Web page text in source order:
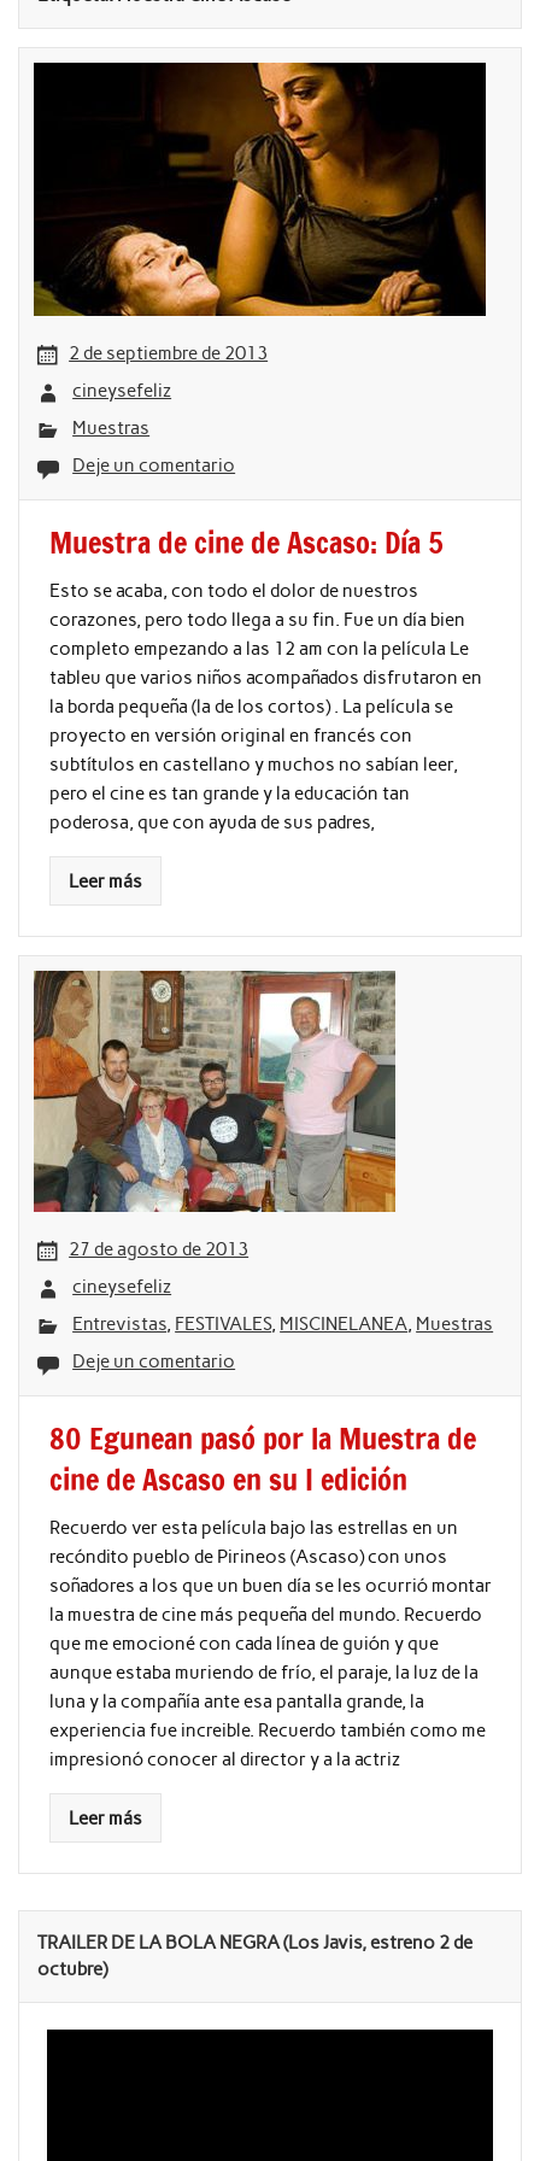
2 de septiembre de 2013
cineysefeliz
Muestras
Deje un comentario
Muestra de cine de Ascaso: Día 5
Esto se acaba, con todo el dolor de nuestros
corazones, pero todo llega a su fin. Fue un día bien
completo empezando a las 12 am con la película Le
tableu que varios niños acompañados disfrutaron en
la borda pequeña (la de los cortos) . La película se
proyecto en versión original en francés con
subtítulos en castellano y muchos no sabían leer,
pero el cine es tan grande y la educación tan
poderosa, que con ayuda de sus padres,
Leer más
27 de agosto de 2013
cineysefeliz
Entrevistas, FESTIVALES, MISCINELANEA, Muestras
Deje un comentario
80 Egunean pasó por la Muestra de
cine de Ascaso en su I edición
Recuerdo ver esta película bajo las estrellas en un
recóndito pueblo de Pirineos (Ascaso) con unos
soñadores a los que un buen día se les ocurrió montar
la muestra de cine más pequeña del mundo. Recuerdo
que me emocioné con cada línea de guión y que
aunque estaba muriendo de frío, el paraje, la luz de la
luna y la compañía ante esa pantalla grande, la
experiencia fue increible. Recuerdo también como me
impresionó conocer al director y a la actriz
Leer más
TRAILER DE LA BOLA NEGRA (Los Javis, estreno 2 de
octubre)